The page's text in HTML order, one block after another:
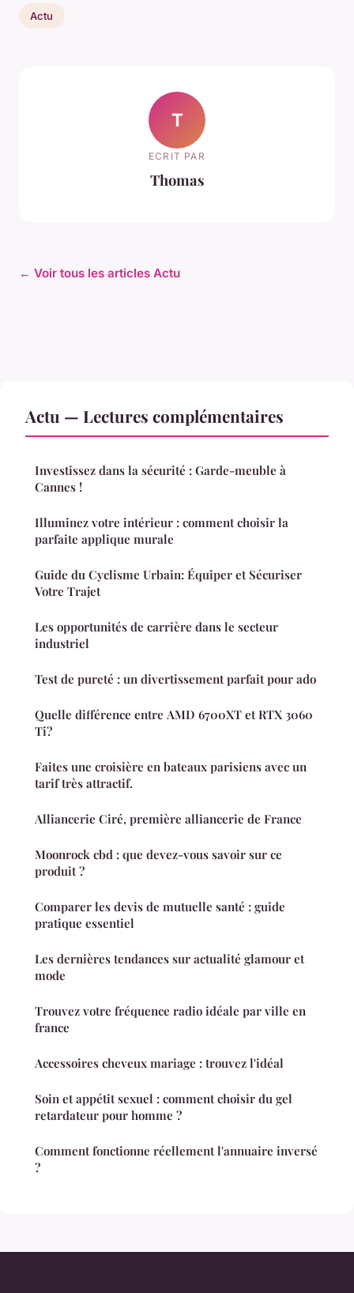
Actu
T
ECRIT PAR
Thomas
← Voir tous les articles Actu
Actu — Lectures complémentaires
Investissez dans la sécurité : Garde-meuble à
Cannes !
Illuminez votre intérieur : comment choisir la
parfaite applique murale
Guide du Cyclisme Urbain: Équiper et Sécuriser
Votre Trajet
Les opportunités de carrière dans le secteur
industriel
Test de pureté : un divertissement parfait pour ado
Quelle différence entre AMD 6700XT et RTX 3060
Ti?
Faites une croisière en bateaux parisiens avec un
tarif très attractif.
Alliancerie Ciré, première alliancerie de France
Moonrock cbd : que devez-vous savoir sur ce
produit ?
Comparer les devis de mutuelle santé : guide
pratique essentiel
Les dernières tendances sur actualité glamour et
mode
Trouvez votre fréquence radio idéale par ville en
france
Accessoires cheveux mariage : trouvez l'idéal
Soin et appétit sexuel : comment choisir du gel
retardateur pour homme ?
Comment fonctionne réellement l'annuaire inversé
?